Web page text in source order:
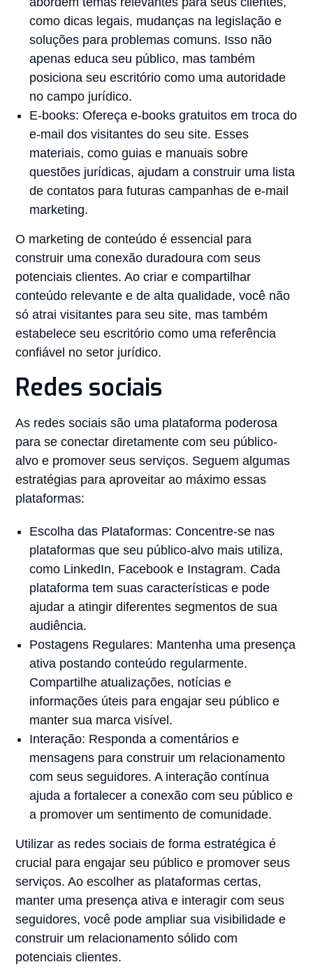
como dicas legais, mudanças na legislação e
soluções para problemas comuns. Isso não
apenas educa seu público, mas também
posiciona seu escritório como uma autoridade
no campo jurídico.
E-books: Ofereça e-books gratuitos em troca do
e-mail dos visitantes do seu site. Esses
materiais, como guias e manuais sobre
questões jurídicas, ajudam a construir uma lista
de contatos para futuras campanhas de e-mail
marketing.
O marketing de conteúdo é essencial para
construir uma conexão duradoura com seus
potenciais clientes. Ao criar e compartilhar
conteúdo relevante e de alta qualidade, você não
só atrai visitantes para seu site, mas também
estabelece seu escritório como uma referência
confiável no setor jurídico.
Redes sociais
As redes sociais são uma plataforma poderosa
para se conectar diretamente com seu público-
alvo e promover seus serviços. Seguem algumas
estratégias para aproveitar ao máximo essas
plataformas:
Escolha das Plataformas: Concentre-se nas
plataformas que seu público-alvo mais utiliza,
como LinkedIn, Facebook e Instagram. Cada
plataforma tem suas características e pode
ajudar a atingir diferentes segmentos de sua
audiência.
Postagens Regulares: Mantenha uma presença
ativa postando conteúdo regularmente.
Compartilhe atualizações, notícias e
informações úteis para engajar seu público e
manter sua marca visível.
Interação: Responda a comentários e
mensagens para construir um relacionamento
com seus seguidores. A interação contínua
ajuda a fortalecer a conexão com seu público e
a promover um sentimento de comunidade.
Utilizar as redes sociais de forma estratégica é
crucial para engajar seu público e promover seus
serviços. Ao escolher as plataformas certas,
manter uma presença ativa e interagir com seus
seguidores, você pode ampliar sua visibilidade e
construir um relacionamento sólido com
potenciais clientes.